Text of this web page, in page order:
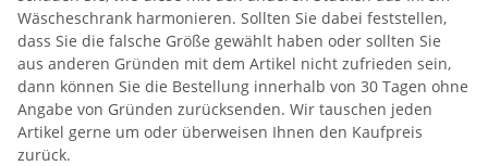
Wäscheschrank harmonieren. Sollten Sie dabei feststellen,
dass Sie die falsche Größe gewählt haben oder sollten Sie
aus anderen Gründen mit dem Artikel nicht zufrieden sein,
dann können Sie die Bestellung innerhalb von 30 Tagen ohne
Angabe von Gründen zurücksenden. Wir tauschen jeden
Artikel gerne um oder überweisen Ihnen den Kaufpreis
zurück.